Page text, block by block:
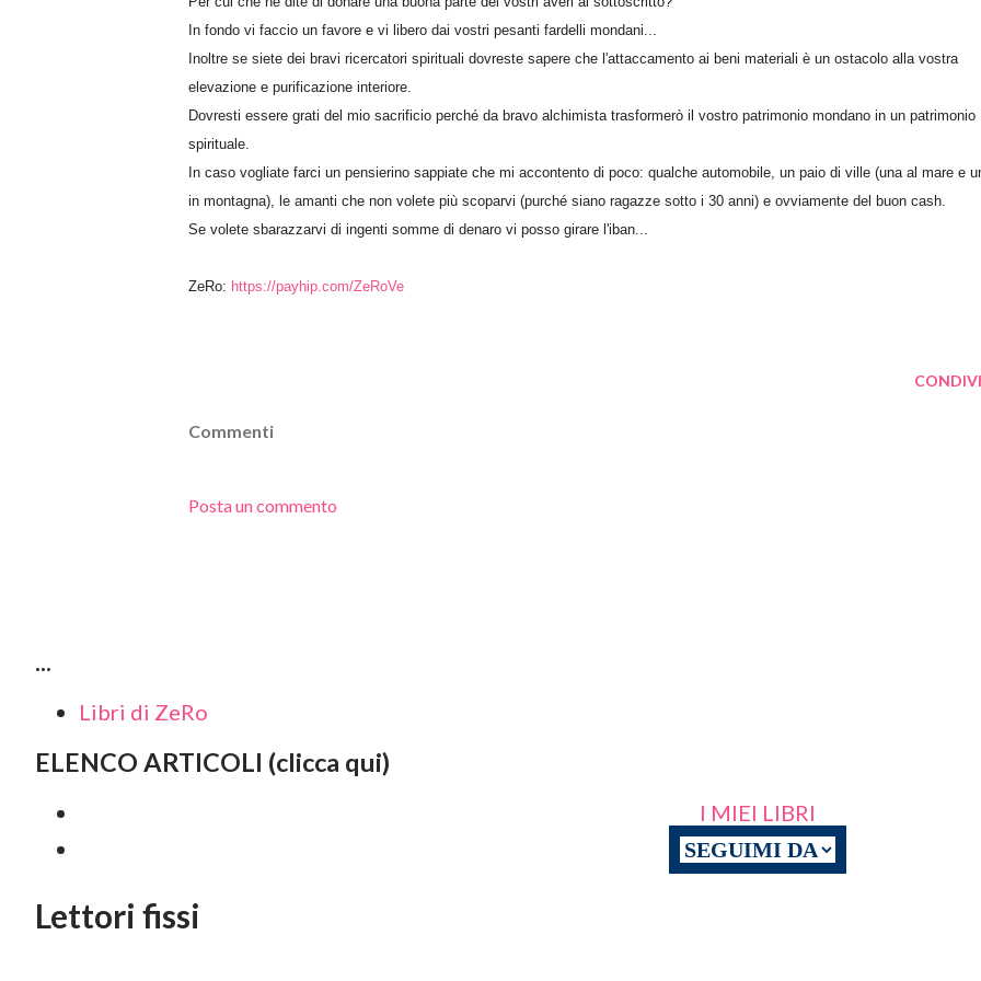
In fondo vi faccio un favore e vi libero dai vostri pesanti fardelli mondani...
Inoltre se siete dei bravi ricercatori spirituali dovreste sapere che l'attaccamento ai beni materiali è un ostacolo alla vostra
elevazione e purificazione interiore.
Dovresti essere grati del mio sacrificio perché da bravo alchimista trasformerò il vostro patrimonio mondano in un patrimonio
spirituale.
In caso vogliate farci un pensierino sappiate che mi accontento di poco: qualche automobile, un paio di ville (una al mare e
in montagna), le amanti che non volete più scoparvi (purché siano ragazze sotto i 30 anni) e ovviamente del buon cash.
Se volete sbarazzarvi di ingenti somme di denaro vi posso girare l'iban...
ZeRo: https://payhip.com/ZeRoVe
Commenti
Posta un commento
...
Libri di ZeRo
ELENCO ARTICOLI (clicca qui)
I MIEI LIBRI
Lettori fissi